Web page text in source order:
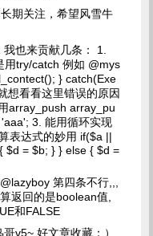
期关注，希望风雪牛
也来贡献几条： 1.
用try/catch 例如 @mys
} catch(Exe
想看看这里错误的原因
array_push array_pu
3. 能用循环实现
表达式的妙用 if($a ||
$d = $b; } } else { $d =
第四条不行,,,
返回的是boolean值,
和FALSE
哥v5~ 好文章收藏：）